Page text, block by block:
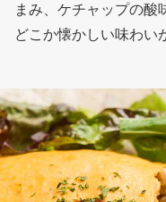
まみ、ケチャップの酸
どこか懐かしい味わい